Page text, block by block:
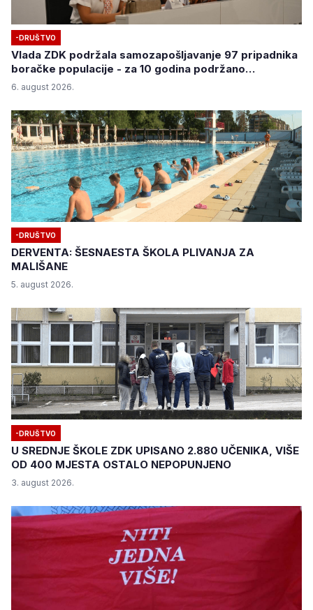
-DRUŠTVO
Vlada ZDK podržala samozapošljavanje 97 pripadnika
boračke populacije - za 10 godina podržano
pokretanje 1.152 mala biznisa
6. august 2026.
-DRUŠTVO
DERVENTA: ŠESNAESTA ŠKOLA PLIVANJA ZA
MALIŠANE
5. august 2026.
-DRUŠTVO
U SREDNJE ŠKOLE ZDK UPISANO 2.880 UČENIKA, VIŠE
OD 400 MJESTA OSTALO NEPOPUNJENO
3. august 2026.